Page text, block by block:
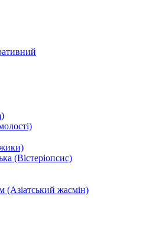
(Вістеріопсис)
(Азіатський жасмін)